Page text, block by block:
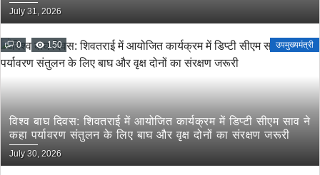
July 31, 2026
0 150 उपमुख्यमंत्री
विश्व बाघ दिवस: शिवतराई में आयोजित कार्यक्रम में डिप्टी सीएम साव ने
कहा पर्यावरण संतुलन के लिए बाघ और वृक्ष दोनों का संरक्षण जरूरी
July 30, 2026